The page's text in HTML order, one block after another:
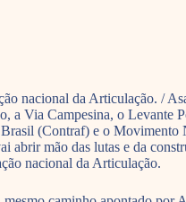
nacional da Articulação. /
Via Campesina, o Levante
(Contraf) e o
abrir mão das lutas e da
nacional da Articulação.